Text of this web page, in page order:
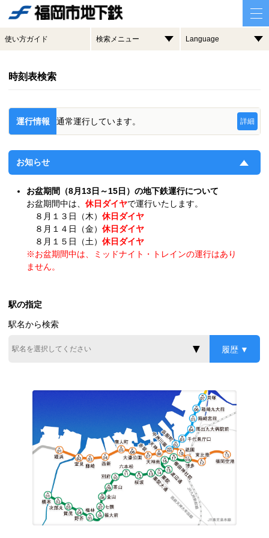
使い方ガイド 検索メニュー Language
時刻表検索
運行情報 通常運行しています。 詳細
お知らせ
お盆期間（8月13日～15日）の地下鉄運行について
お盆期間中は、 休日ダイヤで運行いたします。
８月１３日（木） 休日ダイヤ
８月１４日（金） 休日ダイヤ
８月１５日（土） 休日ダイヤ
※お盆期間中は、ミッドナイト・トレインの運行はあり
ません。
駅の指定
駅名から検索
履歴